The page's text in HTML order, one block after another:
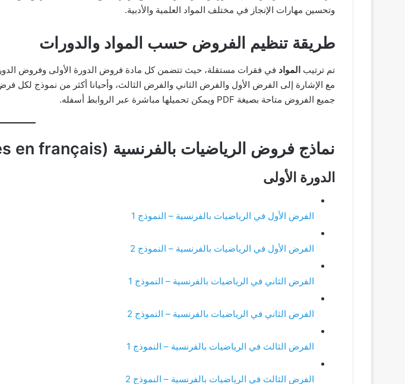
وتحسين مهارات الإنجاز في مختلف المواد العلمية والأدبية.
طريقة تنظيم الفروض حسب المواد والدورات
تم ترتيب المواد في فقرات مستقلة، حيث تتضمن كل مادة فروض الدورة الأولى وفروض الدورة
مع الإشارة إلى الفرض الأول والفرض الثاني والفرض الثالث، وأحيانا أكثر من نموذج لكل
جميع الفروض متاحة بصيغة PDF ويمكن تحميلها مباشرة عبر الروابط أسفله.
نماذج فروض الرياضيات بالفرنسية (Mathématiques en français)
الدورة الأولى
الفرض الأول في الرياضيات بالفرنسية – النموذج 1
الفرض الأول في الرياضيات بالفرنسية – النموذج 2
الفرض الثاني في الرياضيات بالفرنسية – النموذج 1
الفرض الثاني في الرياضيات بالفرنسية – النموذج 2
الفرض الثالث في الرياضيات بالفرنسية – النموذج 1
الفرض الثالث في الرياضيات بالفرنسية – النموذج 2